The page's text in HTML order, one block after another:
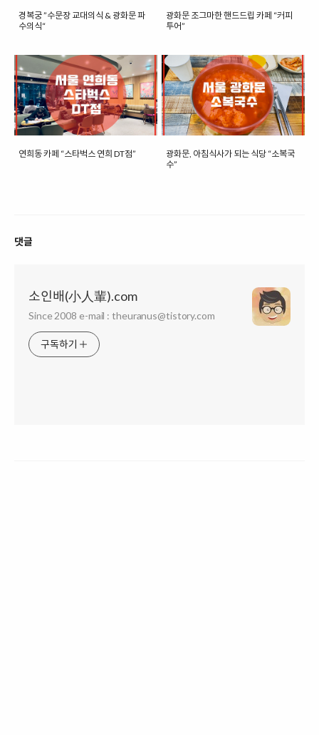
경복궁 ”수문장 교대의식 & 광화문 파
수의식“
광화문 조그마한 핸드드립 카페 “커피
투어”
연희동 카페 “스타벅스 연희 DT점”
광화문, 아침식사가 되는 식당 “소복국
수”
댓글
소인배(小人輩).com
Since 2008 e-mail : theuranus@tistory.com
구독하기